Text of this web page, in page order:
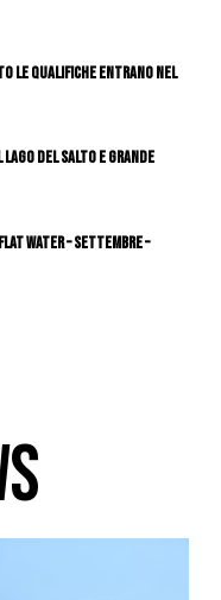
le qualifiche entrano nel
Lago del Salto e grande
Flat Water – SETTEMBRE –